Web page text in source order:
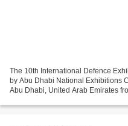
The 10th International Defence
by Abu Dhabi National Exhibitions
Abu Dhabi, United Arab Emirates